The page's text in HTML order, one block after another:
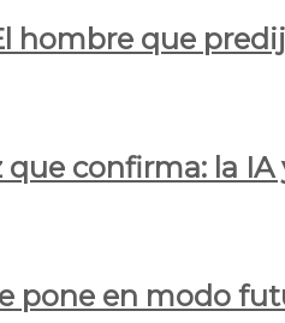
hombre que
que confirma: la
pone en modo